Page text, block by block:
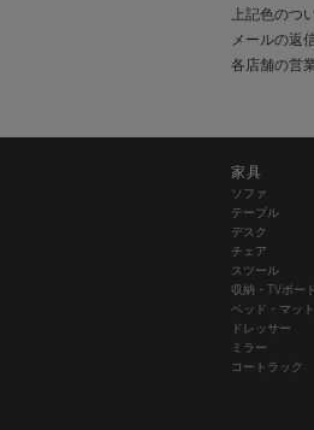
上記色のつ
メールの返
各店舗の営
家具
ソファ
テーブル
デスク
チェア
スツール
収納・TVボー
ベッド・マッ
ドレッサー
ミラー
コートラック